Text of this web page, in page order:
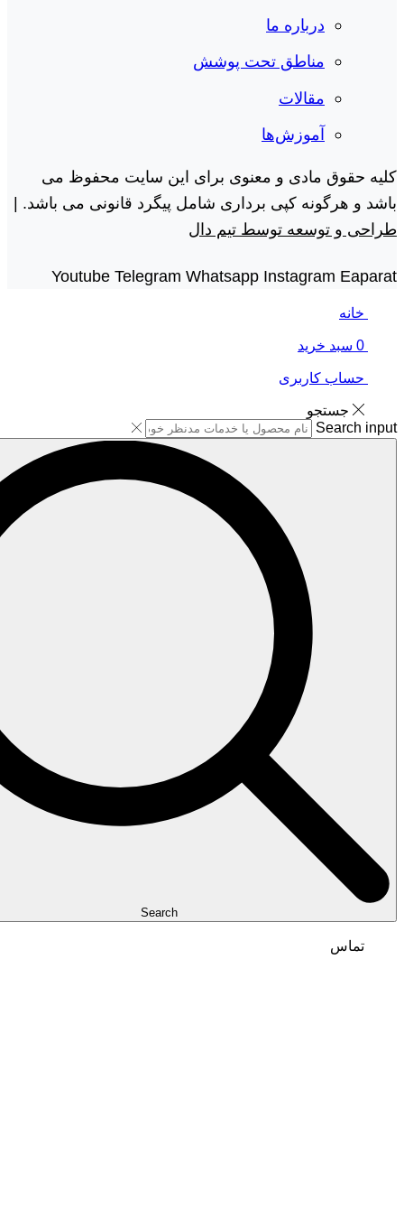
درباره ما
مناطق تحت پوشش
مقالات
آموزش‌ها
کلیه حقوق مادی و معنوی برای این سایت محفوظ می
باشد و هرگونه کپی برداری شامل پیگرد قانونی می باشد. |
طراحی و توسعه توسط تیم دال
Youtube Telegram Whatsapp Instagram Eaparat
خانه
0 سبد خرید
حساب کاربری
جستجو
Search input
Search
تماس